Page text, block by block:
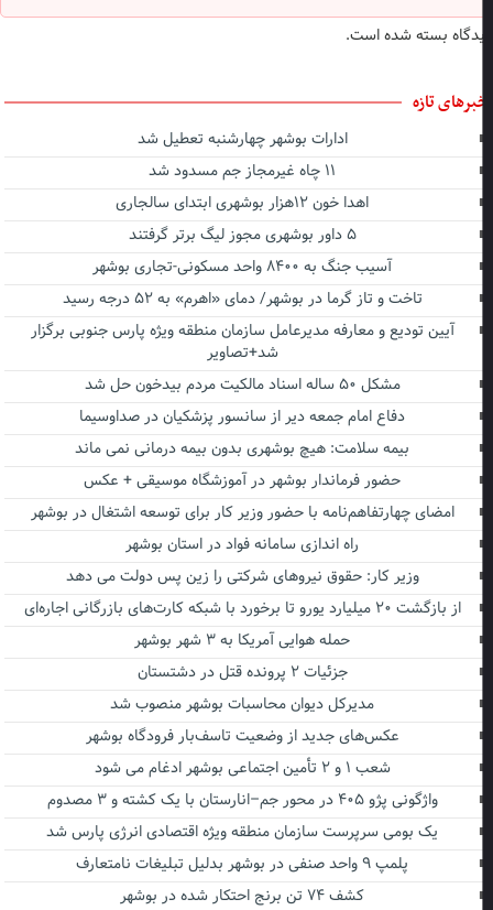
بسته شده است.
تازه
ادارات بوشهر چهارشنبه تعطیل شد
اهدا خون ۱۲هزار بوشهری ابتدای سالجاری
آسیب جنگ به ۸۴۰۰ واحد مسکونی-تجاری بوشهر
تاخت و تاز گرما در بوشهر/ دمای «اهرم» به ۵۲ درجه رسید
آیین تودیع و معارفه مدیرعامل سازمان منطقه ویژه پارس جنوبی برگزار
شد+تصاویر
مشکل ۵۰ ساله اسناد مالکیت مردم بیدخون حل شد
دفاع امام جمعه دیر از سانسور پزشکیان در صداوسیما
بیمه سلامت: هیچ بوشهری بدون بیمه درمانی نمی ماند
حضور فرماندار بوشهر در آموزشگاه موسیقی + عکس
امضای چهارتفاهم‌نامه با حضور وزیر کار برای توسعه اشتغال در بوشهر
راه اندازی سامانه فواد در استان بوشهر
وزیر کار: حقوق نیروهای شرکتی را زین پس دولت می دهد
از بازگشت ۲۰ میلیارد یورو تا برخورد با شبکه کارت‌های بازرگانی اجاره‌ای
حمله هوایی آمریکا به ۳ شهر بوشهر
جزئیات ۲ پرونده قتل در دشتستان
مدیرکل دیوان محاسبات بوشهر منصوب شد
عکس‌های جدید از وضعیت تاسف‌بار فرودگاه بوشهر
شعب ۱ و ۲ تأمین اجتماعی بوشهر ادغام می شود
واژگونی پژو ۴۰۵ در محور جم–انارستان با یک کشته و ۳ مصدوم
یک بومی سرپرست سازمان منطقه ویژه اقتصادی انرژی پارس شد
پلمپ ۹ واحد صنفی در بوشهر بدلیل تبلیغات نامتعارف
کشف ۷۴ تن برنج احتکار شده در بوشهر